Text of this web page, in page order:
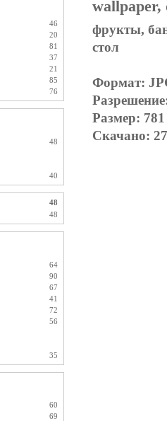
46
20
81
37
21
85
76
48
40
48
48
64
90
67
41
72
56
35
60
69
wallpaper,
фрукты,
стол
Формат:
Размер:
Скачано: